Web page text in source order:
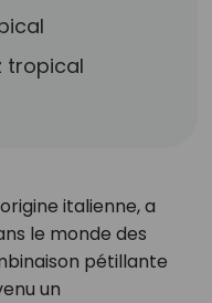
tropical
italienne, a
le monde des
pétillante
un